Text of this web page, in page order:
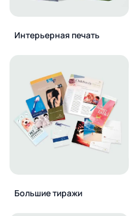
Интерьерная печать
Большие тиражи